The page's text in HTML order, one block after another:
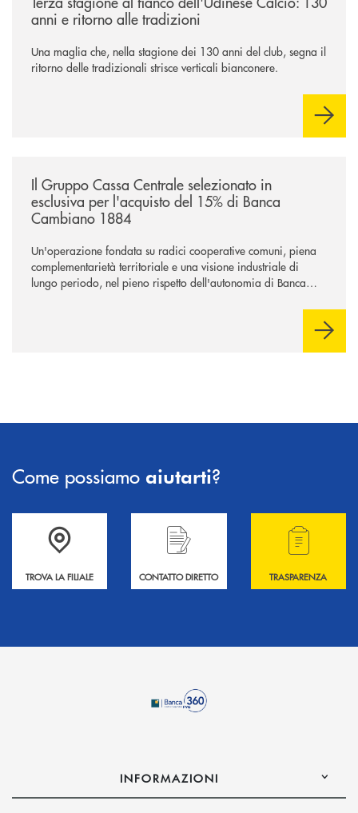
anni e ritorno alle tradizioni
Una maglia che, nella stagione dei 130 anni del club, segna il
ritorno delle tradizionali strisce verticali bianconere.
Il Gruppo Cassa Centrale selezionato in
esclusiva per l'acquisto del 15% di Banca
Cambiano 1884
Un'operazione fondata su radici cooperative comuni, piena
complementarietà territoriale e una visione industriale di
lungo periodo, nel pieno rispetto dell'autonomia di Banca
negoziazione esclusiva per la finalizzazione dell’operazione.
Come possiamo aiutarti?
Accedi all' elenco completo delle filiali .
TROVA LA FILIALE
Hai bisogno di informazioni? Contattaci !
CONTATTO DIRETTO
Hai bisogno di
TRASPARENZA
INFORMAZIONI